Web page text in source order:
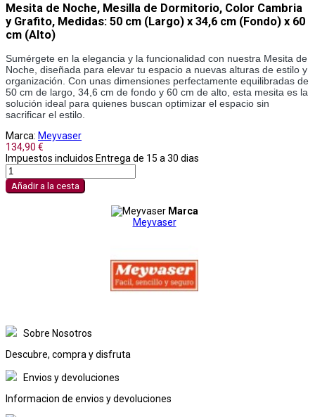
Mesita de Noche, Mesilla de Dormitorio, Color Cambria
y Grafito, Medidas: 50 cm (Largo) x 34,6 cm (Fondo) x 60
cm (Alto)
Sumérgete en la elegancia y la funcionalidad con nuestra Mesita de
Noche, diseñada para elevar tu espacio a nuevas alturas de estilo y
organización. Con unas dimensiones perfectamente equilibradas de
50 cm de largo, 34,6 cm de fondo y 60 cm de alto, esta mesita es la
solución ideal para quienes buscan optimizar el espacio sin
sacrificar el estilo.
Marca: Meyvaser
134,90 €
Impuestos incluidos Entrega de 15 a 30 dias
Añadir a la cesta
Marca
Meyvaser
Sobre Nosotros
Descubre, compra y disfruta
Envios y devoluciones
Informacion de envios y devoluciones